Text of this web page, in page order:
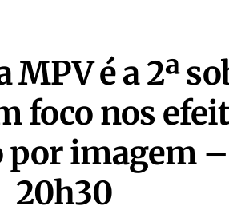
MPV é a 2ª
foco nos
imagem
20h30